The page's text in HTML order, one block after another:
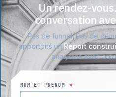
Un rendez-
conversation
Pas de funnel. Pas de
apportons unReport
analystes avec
NOM ET PRÉNOM *